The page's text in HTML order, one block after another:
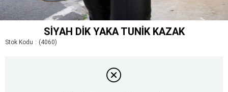
SIYAH DIK YAKA TUNIK KAZAK
Stok Kodu (4060)